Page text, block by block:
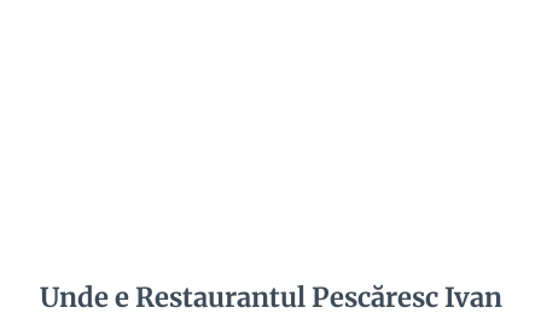
Unde e Restaurantul Pescăresc Ivan